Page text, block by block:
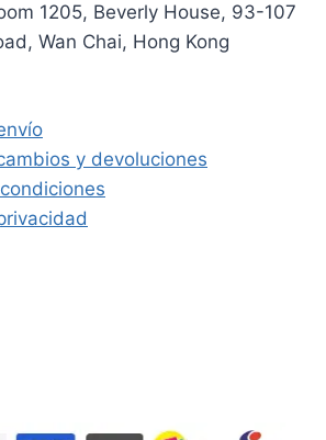
1205, Beverly House, 93-107
Wan Chai, Hong Kong
y devoluciones